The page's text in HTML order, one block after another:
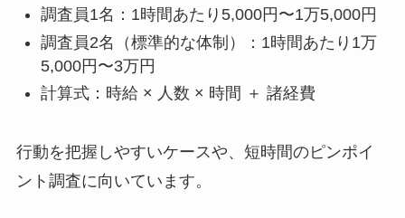
調査員1名：1時間あたり5,000円〜1万5,000円
調査員2名（標準的な体制）：1時間あたり1万
5,000円〜3万円
計算式：時給 × 人数 × 時間 ＋ 諸経費
行動を把握しやすいケースや、短時間のピンポイ
ント調査に向いています。